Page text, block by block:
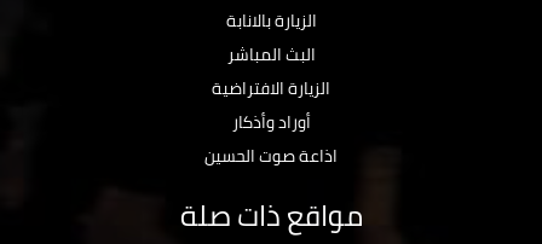
الزيارة بالانابة
البث المباشر
الزيارة الافتراضية
أوراد وأذكار
اذاعة صوت الحسين
مواقع ذات صلة